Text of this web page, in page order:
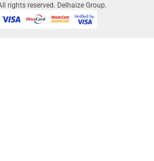
rights reserved. Delhaize Group.